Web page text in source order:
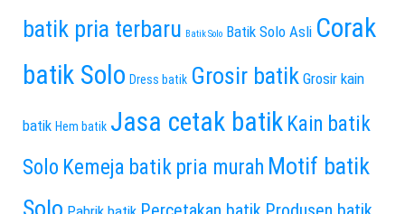
batik pria terbaru Batik Solo Batik Solo Asli Corak
batik Solo Dress batik Grosir batik Grosir kain
batik Hem batik Jasa cetak batik Kain batik
Solo Kemeja batik pria murah Motif batik